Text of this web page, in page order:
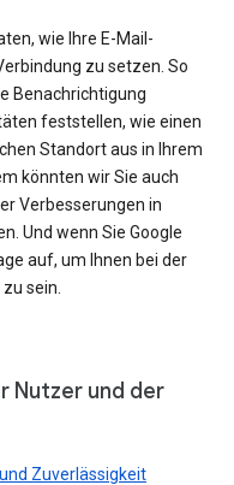
wie Ihre E-Mail-
zu setzen. So
Benachrichtigung
feststellen, wie einen
Standort aus in Ihrem
könnten wir Sie auch
Verbesserungen in
Und wenn Sie Google
auf, um Ihnen bei der
sein.
Nutzer und der
Zuverlässigkeit